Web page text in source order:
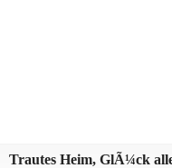
Trautes Heim, GlÃ¼ck